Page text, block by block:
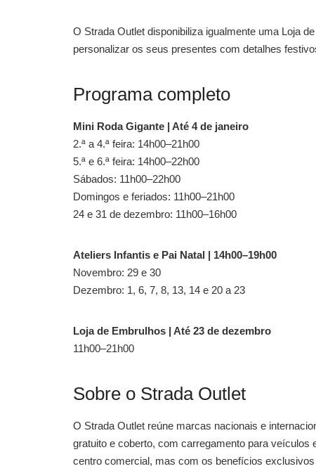
O Strada Outlet disponibiliza igualmente uma Loja
personalizar os seus presentes com detalhes
Programa completo
Mini Roda Gigante | Até 4 de janeiro
2.ª a 4.ª feira: 14h00–21h00
5.ª e 6.ª feira: 14h00–22h00
Sábados: 11h00–22h00
Domingos e feriados: 11h00–21h00
24 e 31 de dezembro: 11h00–16h00
Ateliers Infantis e Pai Natal | 14h00–19h00
Novembro: 29 e 30
Dezembro: 1, 6, 7, 8, 13, 14 e 20 a 23
Loja de Embrulhos | Até 23 de dezembro
11h00–21h00
Sobre o Strada Outlet
O Strada Outlet reúne marcas nacionais e
gratuito e coberto, com carregamento para
centro comercial, mas com os benefícios